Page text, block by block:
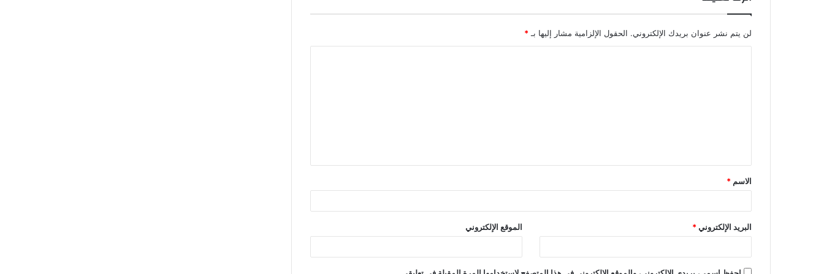
لن يتم نشر عنوان بريدك الإلكتروني. الحقول الإلزامية مشار إليها بـ *
ق
*
الاسم *
البريد الإلكتروني* الموقع الإلكتروني